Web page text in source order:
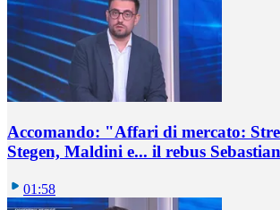
Accomando: "Affari di mercato:
Stegen, Maldini e... il rebus
01:58